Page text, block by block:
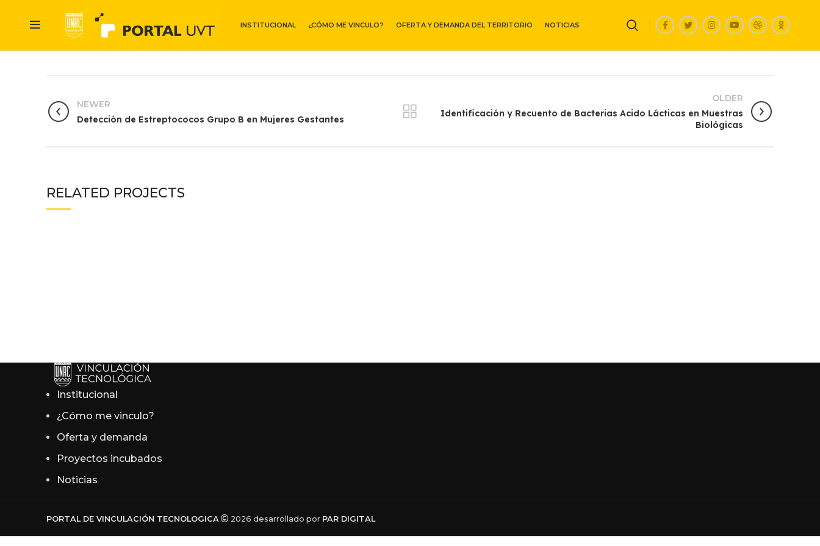
INSTITUCIONAL ¿CÓMO ME VINCULO? OFERTA Y DEMANDA DEL TERRITORIO NOTICIAS
NEWER
Detección de Estreptococos Grupo B en Mujeres Gestantes
OLDER
Identificación y Recuento de Bacterias Acido Lácticas en Muestras
Biológicas
RELATED PROJECTS
Institucional
¿Cómo me vinculo?
Oferta y demanda
Proyectos incubados
Noticias
PORTAL DE VINCULACIÓN TECNOLOGICA 2026 desarrollado por PAR DIGITAL